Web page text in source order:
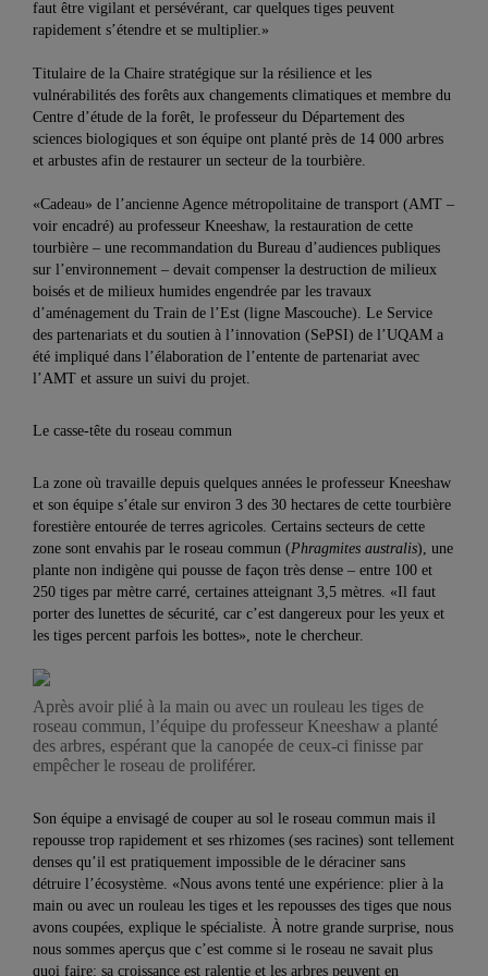
faut être vigilant et persévérant, car quelques tiges peuvent
rapidement s’étendre et se multiplier.»
Titulaire de la Chaire stratégique sur la résilience et les
vulnérabilités des forêts aux changements climatiques et membre du
Centre d’étude de la forêt, le professeur du Département des
sciences biologiques et son équipe ont planté près de 14 000 arbres
et arbustes afin de restaurer un secteur de la tourbière.
«Cadeau» de l’ancienne Agence métropolitaine de transport (AMT –
voir encadré) au professeur Kneeshaw, la restauration de cette
tourbière – une recommandation du Bureau d’audiences publiques
sur l’environnement – devait compenser la destruction de milieux
boisés et de milieux humides engendrée par les travaux
d’aménagement du Train de l’Est (ligne Mascouche). Le Service
des partenariats et du soutien à l’innovation (SePSI) de l’UQAM a
été impliqué dans l’élaboration de l’entente de partenariat avec
l’AMT et assure un suivi du projet.
Le casse-tête du roseau commun
La zone où travaille depuis quelques années le professeur Kneeshaw
et son équipe s’étale sur environ 3 des 30 hectares de cette tourbière
forestière entourée de terres agricoles. Certains secteurs de cette
zone sont envahis par le roseau commun (Phragmites australis), une
plante non indigène qui pousse de façon très dense – entre 100 et
250 tiges par mètre carré, certaines atteignant 3,5 mètres. «Il faut
porter des lunettes de sécurité, car c’est dangereux pour les yeux et
les tiges percent parfois les bottes», note le chercheur.
Après avoir plié à la main ou avec un rouleau les tiges de
roseau commun, l’équipe du professeur Kneeshaw a planté
des arbres, espérant que la canopée de ceux-ci finisse par
empêcher le roseau de proliférer.
Son équipe a envisagé de couper au sol le roseau commun mais il
repousse trop rapidement et ses rhizomes (ses racines) sont tellement
denses qu’il est pratiquement impossible de le déraciner sans
détruire l’écosystème. «Nous avons tenté une expérience: plier à la
main ou avec un rouleau les tiges et les repousses des tiges que nous
avons coupées, explique le spécialiste. À notre grande surprise, nous
nous sommes aperçus que c’est comme si le roseau ne savait plus
quoi faire: sa croissance est ralentie et les arbres peuvent en